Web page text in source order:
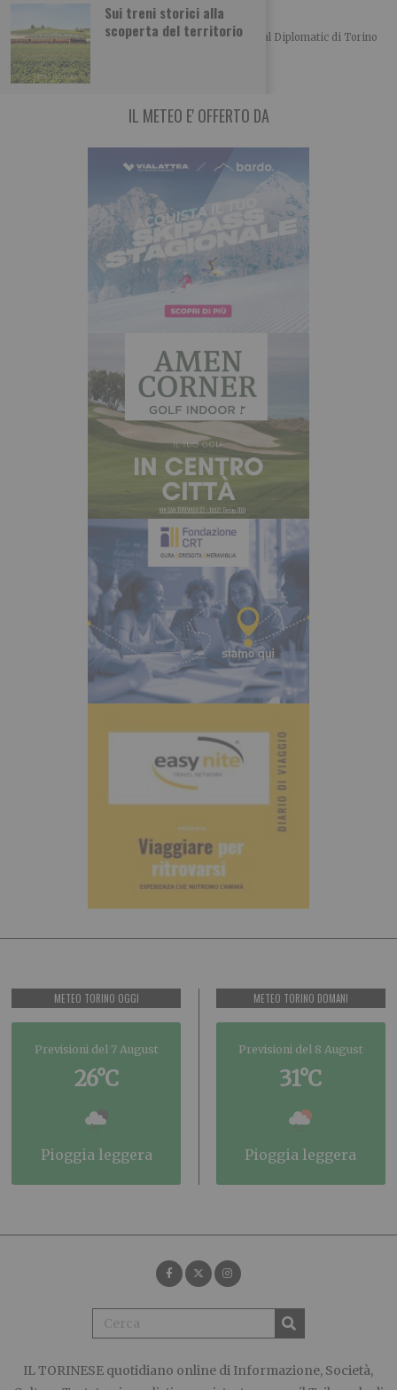
Sui treni storici alla
scoperta del territorio
L’importanza del centro in politica
Merlo, Nallo e Giachino a confronto Bel convegno al Diplomatic di Torino
organizzato dalla UDC torinese
IL METEO E' OFFERTO DA
METEO TORINO OGGI
Previsioni del 7 August
26°C
pioggia leggera
METEO TORINO DOMANI
Previsioni del 8 August
31°C
pioggia leggera
IL TORINESE quotidiano online di Informazione, Società,